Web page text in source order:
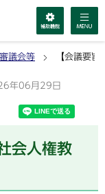
審議会等 【会議要
年06月29日
会人権教